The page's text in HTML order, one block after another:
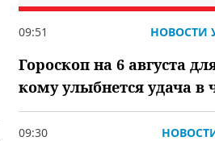
09:51 НОВОСТИ
Гороскоп на 6 августа
кому улыбнется удача в
09:30